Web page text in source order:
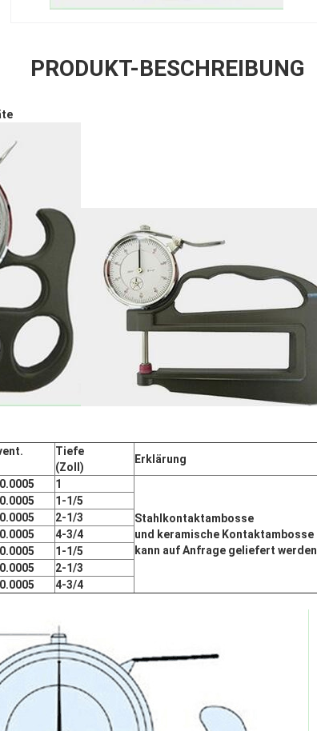
PRODUKT-BESCHREIBUNG
Tiefe
(Zoll)
Erklärung
1
Stahlkontaktambosse
und keramische Kontaktambosse
kann auf Anfrage geliefert werden
1-1/5
2-1/3
4-3/4
1-1/5
2-1/3
4-3/4